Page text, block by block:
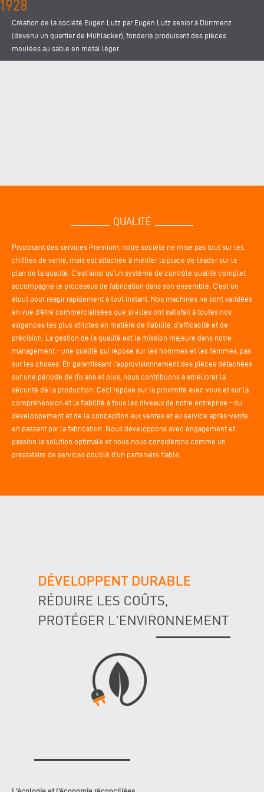
1928
Création de la société Eugen Lutz par Eugen Lutz senior à Dürrmenz
(devenu un quartier de Mühlacker), fonderie produisant des pièces
moulées au sable en métal léger.
QUALITÉ
Proposant des services Premium, notre société ne mise pas tout sur les
chiffres de vente, mais est attachée à mériter la place de leader sur le
plan de la qualité. C'est ainsi qu'un système de contrôle qualité complet
accompagne le processus de fabrication dans son ensemble. C'est un
atout pour réagir rapidement à tout instant. Nos machines ne sont validées
en vue d'être commercialisées que si elles ont satisfait à toutes nos
exigences les plus strictes en matière de fiabilité, d'efficacité et de
précision. La gestion de la qualité est la mission majeure dans notre
management – une qualité qui repose sur les hommes et les femmes, pas
sur les choses. En garantissant l'approvisionnement des pièces détachées
sur une période de dix ans et plus, nous contribuons à améliorer la
sécurité de la production. Ceci repose sur la proximité avec vous et sur la
compréhension et la fiabilité à tous les niveaux de notre entreprise – du
développement et de la conception aux ventes et au service après-vente
en passant par la fabrication. Nous développons avec engagement et
passion la solution optimale et nous nous considérons comme un
prestataire de services doublé d'un partenaire fiable.